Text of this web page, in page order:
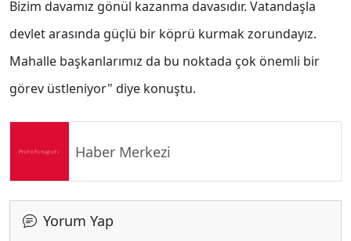
Bizim davamız gönül kazanma davasıdır. Vatandaşla
devlet arasında güçlü bir köprü kurmak zorundayız.
Mahalle başkanlarımız da bu noktada çok önemli bir
görev üstleniyor" diye konuştu.
Haber Merkezi
Yorum Yap